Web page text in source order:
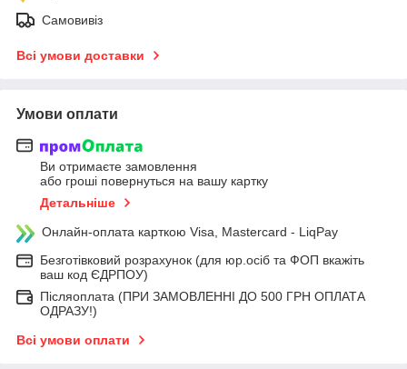
Самовивіз
Всі умови доставки
Умови оплати
Ви отримаєте замовлення
або гроші повернуться на вашу картку
Детальніше
Онлайн-оплата карткою Visa, Mastercard - LiqPay
Безготівковий розрахунок (для юр.осіб та ФОП вкажіть
ваш код ЄДРПОУ)
Післяоплата (ПРИ ЗАМОВЛЕННІ ДО 500 ГРН ОПЛАТА
ОДРАЗУ!)
Всі умови оплати